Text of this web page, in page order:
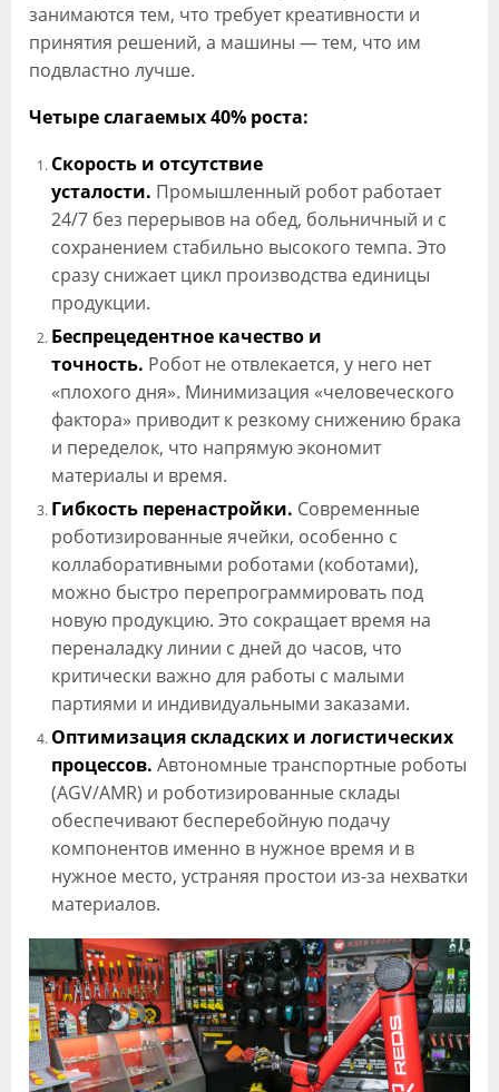
занимаются тем, что требует креативности и
принятия решений, а машины — тем, что им
подвластно лучше.
Четыре слагаемых 40% роста:
Скорость и отсутствие
усталости. Промышленный робот работает
24/7 без перерывов на обед, больничный и с
сохранением стабильно высокого темпа. Это
сразу снижает цикл производства единицы
продукции.
Беспрецедентное качество и
точность. Робот не отвлекается, у него нет
«плохого дня». Минимизация «человеческого
фактора» приводит к резкому снижению брака
и переделок, что напрямую экономит
материалы и время.
Гибкость перенастройки. Современные
роботизированные ячейки, особенно с
коллаборативными роботами (коботами),
можно быстро перепрограммировать под
новую продукцию. Это сокращает время на
переналадку линии с дней до часов, что
критически важно для работы с малыми
партиями и индивидуальными заказами.
Оптимизация складских и логистических
процессов. Автономные транспортные роботы
(AGV/AMR) и роботизированные склады
обеспечивают бесперебойную подачу
компонентов именно в нужное время и в
нужное место, устраняя простои из-за нехватки
материалов.